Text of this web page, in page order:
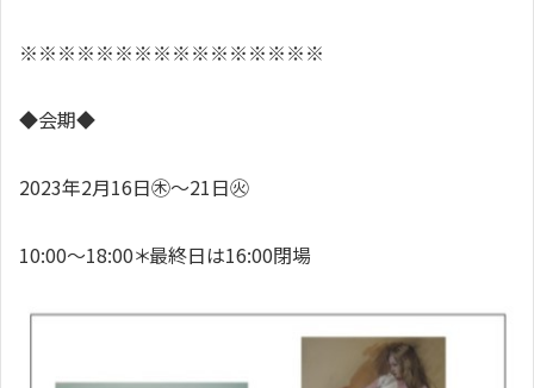
※※※※※※※※※※※※※※※※
◆会期◆
2023年2月16日㊍～21日㊋
10:00～18:00＊最終日は16:00閉場